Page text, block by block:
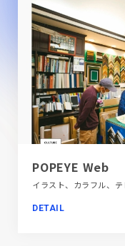
POPEYE Web
DETAIL